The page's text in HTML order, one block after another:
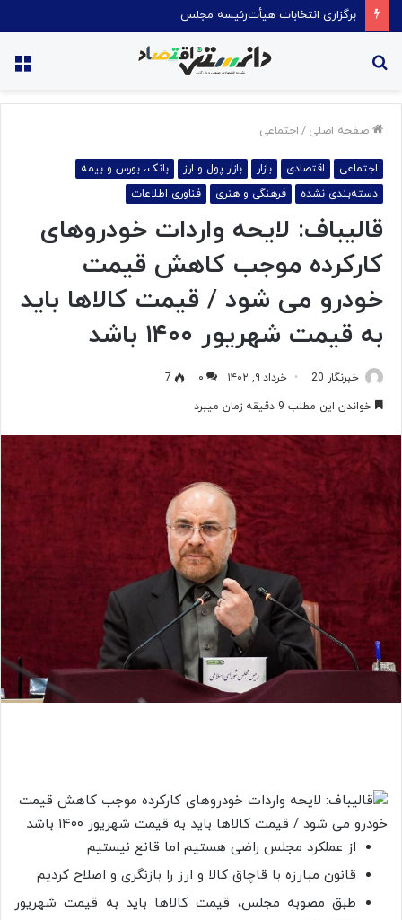
امضای تفاهم نامه ایران و آمریکا
صفحه اصلی / اجتماعی
اجتماعی اقتصادی بازار بازار پول و ارز
بانک، بورس و بیمه
دسته‌بندی نشده
فرهنگی و هنری فناوری اطلاعات
قالیباف: لایحه واردات خودروهای
کارکرده موجب کاهش قیمت
خودرو می شود / قیمت کالاها باید
به قیمت شهریور ۱۴۰۰ باشد
خبرنگار 20 خرداد ۹, ۱۴۰۲ ۰
7
خواندن این مطلب 9 دقیقه زمان میبرد
از عملکرد مجلس راضی هستیم اما قانع نیستیم
قانون مبارزه با قاچاق کالا و ارز را بازنگری و اصلاح کردیم
طبق مصوبه مجلس، قیمت کالاها باید به قیمت شهریور